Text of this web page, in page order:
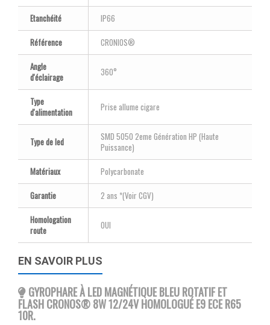
Etanchéité
IP66
Référence
CRONIOS®
Angle
d'éclairage
360°
Type
d'alimentation
Prise allume cigare
Type de led
SMD 5050 2eme Génération HP (Haute
Puissance)
Matériaux
Polycarbonate
Garantie
2 ans *(Voir CGV)
Homologation
route
OUI
EN SAVOIR PLUS
GYROPHARE À LED MAGNÉTIQUE BLEU ROTATIF ET
FLASH CRONOS® 8W 12/24V HOMOLOGUÉ E9 ECE R65
10R.